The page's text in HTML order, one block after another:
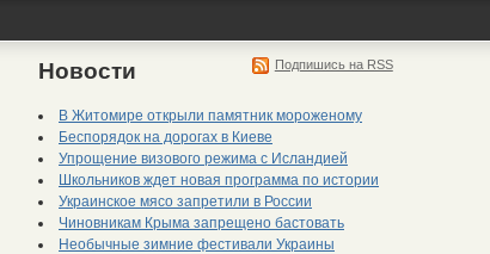
Подпишись на RSS
Новости
В Житомире открыли памятник мороженому
Беспорядок на дорогах в Киеве
Упрощение визового режима с Исландией
Школьников ждет новая программа по истории
Украинское мясо запретили в России
Чиновникам Крыма запрещено бастовать
Необычные зимние фестивали Украины